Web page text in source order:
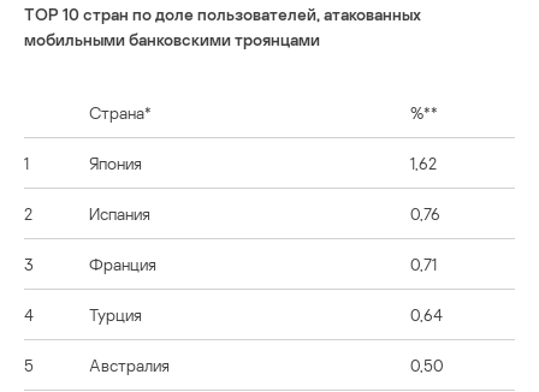
TOP 10 стран по доле пользователей, атакованных
мобильными банковскими троянцами
Страна* %**
1 Япония 1,62
2 Испания 0,76
3 Франция 0,71
4 Турция 0,64
5 Австралия 0,50